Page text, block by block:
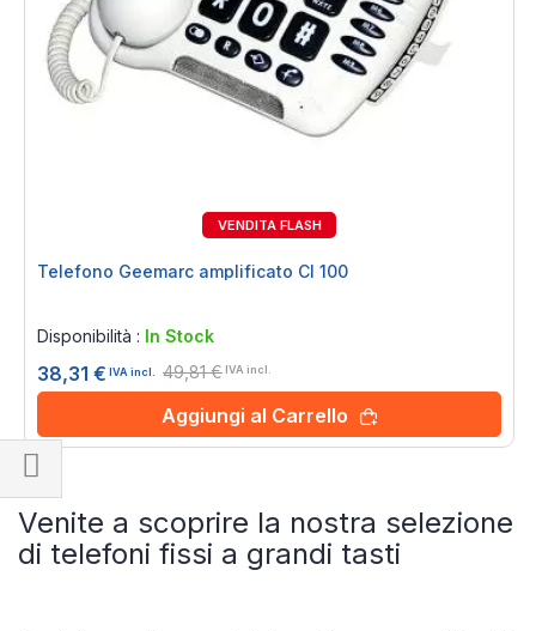
VENDITA FLASH
Telefono Geemarc amplificato Cl 100
Disponibilità : In Stock
38,31 € IVA incl. 49,81 € IVA incl.
Aggiungi al Carrello
Venite a scoprire la nostra selezione
di telefoni fissi a grandi tasti
Naviga
per